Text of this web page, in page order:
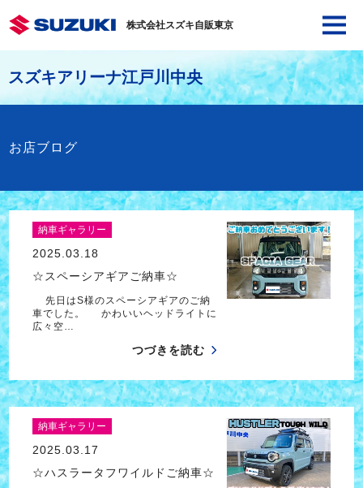
株式会社スズキ自販東京
スズキアリーナ江戸川中央
お店ブログ
納車ギャラリー
2025.03.18
☆スペーシアギアご納車☆
先日はS様のスペーシアギアのご納
車でした。 かわいいヘッドライトに
広々空…
つづきを読む
納車ギャラリー
2025.03.17
☆ハスラータフワイルドご納車☆